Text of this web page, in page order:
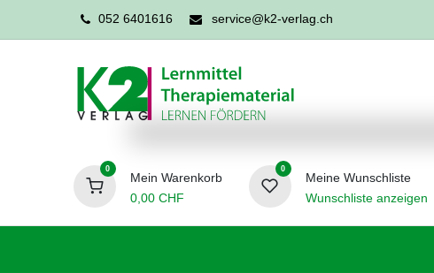
052 6401616 service@k2-verlag.ch
0
Mein Warenkorb
0,00CHF
0
Meine Wunschliste
Wunschliste anzeigen